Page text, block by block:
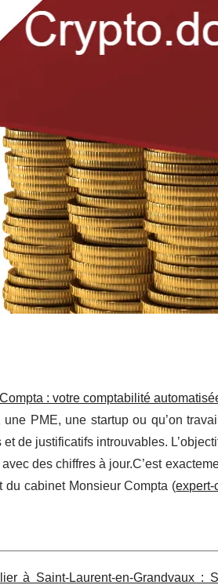
: votre comptabilité
PME, une startup ou qu’on
et de justificatifs introuvables.
des chiffres à jour.C’est
du cabinet Monsieur Compta (
à Saint‑Laurent‑en‑Grandvaux